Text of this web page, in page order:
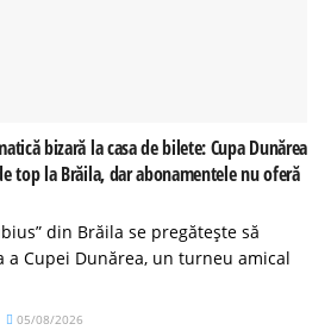
bizară la casa de bilete: Cupa Dunărea
top la Brăila, dar abonamentele nu oferă
din Brăila se pregătește să
a Cupei Dunărea, un turneu amical
05/08/2026